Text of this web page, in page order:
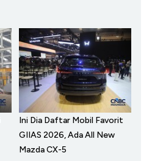
Ini Dia Daftar Mobil Favorit
GIIAS 2026, Ada All New
Mazda CX-5